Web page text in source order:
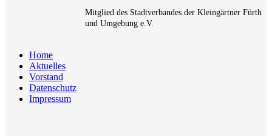
Mitglied des Stadtverbandes der Kleingärtner Fürth
und Umgebung e.V.
Home
Aktuelles
Vorstand
Datenschutz
Impressum